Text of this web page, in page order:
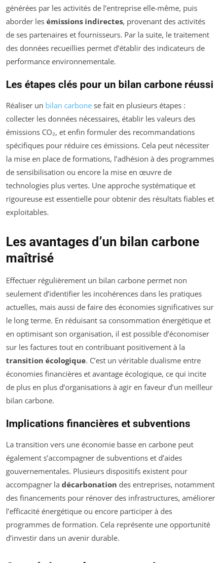
générées par les activités de l’entreprise elle-même, puis
aborder les émissions indirectes, provenant des activités
de ses partenaires et fournisseurs. Par la suite, le traitement
des données recueillies permet d’établir des indicateurs de
performance environnementale.
Les étapes clés pour un bilan carbone réussi
Réaliser un bilan carbone se fait en plusieurs étapes :
collecter les données nécessaires, établir les valeurs des
émissions CO₂, et enfin formuler des recommandations
spécifiques pour réduire ces émissions. Cela peut nécessiter
la mise en place de formations, l’adhésion à des programmes
de sensibilisation ou encore la mise en œuvre de
technologies plus vertes. Une approche systématique et
rigoureuse est essentielle pour obtenir des résultats fiables et
exploitables.
Les avantages d’un bilan carbone
maîtrisé
Effectuer régulièrement un bilan carbone permet non
seulement d’identifier les incohérences dans les pratiques
actuelles, mais aussi de faire des économies significatives sur
le long terme. En réduisant sa consommation énergétique et
en optimisant son organisation, il est possible d’économiser
sur les factures tout en contribuant positivement à la
transition écologique. C’est un véritable dualisme entre
économies financières et avantage écologique, ce qui incite
de plus en plus d’organisations à agir en faveur d’un meilleur
bilan carbone.
Implications financières et subventions
La transition vers une économie basse en carbone peut
également s’accompagner de subventions et d’aides
gouvernementales. Plusieurs dispositifs existent pour
accompagner la décarbonation des entreprises, notamment
des financements pour rénover des infrastructures, améliorer
l’efficacité énergétique ou encore participer à des
programmes de formation. Cela représente une opportunité
d’investir dans un avenir durable.